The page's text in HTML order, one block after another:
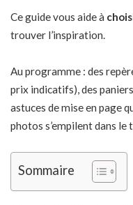
Ce guide vous aide à
trouver l’inspiration.
Au programme : des
prix indicatifs), des
astuces de mise en page
photos s’empilent dans le
Sommaire